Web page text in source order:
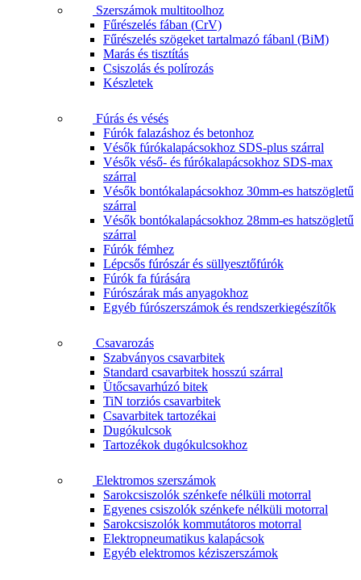
Szerszámok multitoolhoz
Fűrészelés fában (CrV)
Fűrészelés szögeket tartalmazó fábanl (BiM)
Marás és tisztítás
Csiszolás és polírozás
Készletek
Fúrás és vésés
Fúrók falazáshoz és betonhoz
Vésők fúrókalapácsokhoz SDS-plus szárral
Vésők véső- és fúrókalapácsokhoz SDS-max
szárral
Vésők bontókalapácsokhoz 30mm-es hatszögletű
szárral
Vésők bontókalapácsokhoz 28mm-es hatszögletű
szárral
Fúrók fémhez
Lépcsős fúrószár és süllyesztőfúrók
Fúrók fa fúrására
Fúrószárak más anyagokhoz
Egyéb fúrószerszámok és rendszerkiegészítők
Csavarozás
Szabványos csavarbitek
Standard csavarbitek hosszú szárral
Ütőcsavarhúzó bitek
TiN torziós csavarbitek
Csavarbitek tartozékai
Dugókulcsok
Tartozékok dugókulcsokhoz
Elektromos szerszámok
Sarokcsiszolók szénkefe nélküli motorral
Egyenes csiszolók szénkefe nélküli motorral
Sarokcsiszolók kommutátoros motorral
Elektropneumatikus kalapácsok
Egyéb elektromos kéziszerszámok